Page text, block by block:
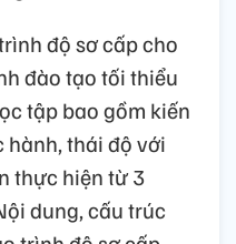
độ sơ cấp cho
đào tạo tối thiểu
tập bao gồm kiến
thái độ với
thực hiện từ 3
dung, cấu trúc